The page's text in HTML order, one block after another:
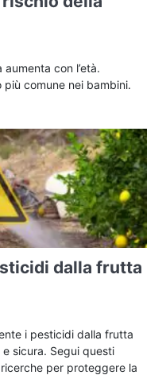
con l’età.
comune nei bambini.
dalla frutta
i pesticidi dalla frutta
sicura. Segui questi
per proteggere la